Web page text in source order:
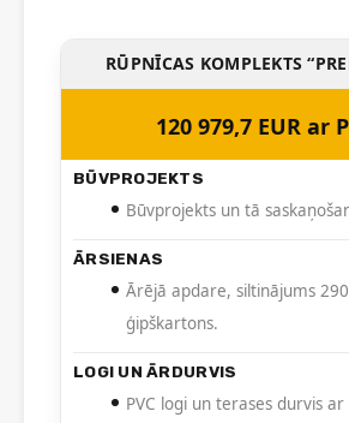
RŪPNĪCAS KOMPLEKTS
120 979,7 EUR ar
BŪVPROJEKTS
Būvprojekts un tā
ĀRSIENAS
Ārējā apdare, siltinājums
ģipškartons.
LOGI UN ĀRDURVIS
PVC logi un terases durvis